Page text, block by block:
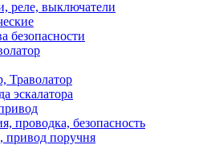
реле, выключатели
безопасности
Траволатор
эскалатора
проводка, безопасность
привод поручня